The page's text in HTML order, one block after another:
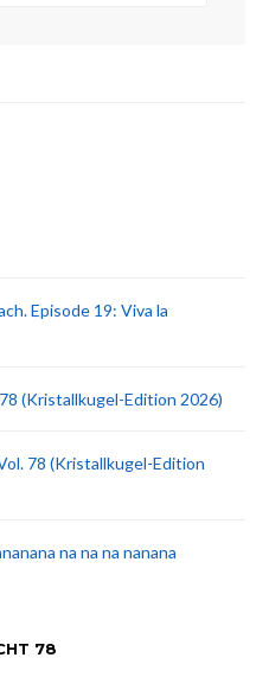
Episode 19: Viva la
(Kristallkugel-Edition 2026)
78 (Kristallkugel-Edition
na na na nanana
78